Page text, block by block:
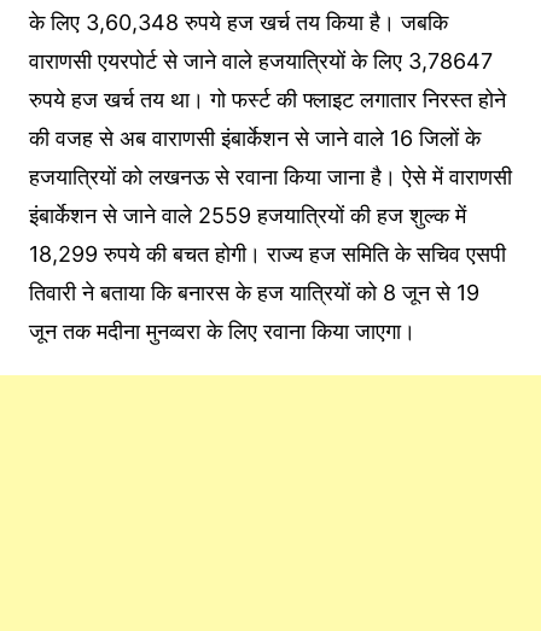
के लिए 3,60,348 रुपये हज खर्च तय किया है। जबकि
वाराणसी एयरपोर्ट से जाने वाले हजयात्रियों के लिए 3,78647
रुपये हज खर्च तय था। गो फर्स्ट की फ्लाइट लगातार निरस्त होने
की वजह से अब वाराणसी इंबार्केशन से जाने वाले 16 जिलों के
हजयात्रियों को लखनऊ से रवाना किया जाना है। ऐसे में वाराणसी
इंबार्केशन से जाने वाले 2559 हजयात्रियों की हज शुल्क में
18,299 रुपये की बचत होगी। राज्य हज समिति के सचिव एसपी
तिवारी ने बताया कि बनारस के हज यात्रियों को 8 जून से 19
जून तक मदीना मुनव्वरा के लिए रवाना किया जाएगा।